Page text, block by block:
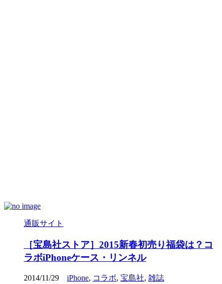
通販サイト
［宝島社ストア］2015新春初売り福袋は？コ
ラボiPhoneケース・リンネル
2014/11/29 iPhone, コラボ, 宝島社, 雑誌